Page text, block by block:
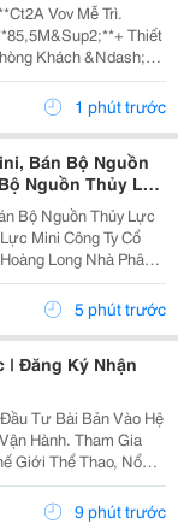
Vov Mễ Trì.
Thiết
Khách &Ndash;
Được Giữ Gìn
Bố Trí Hợp Lý, Sẵn...
1 phút trước
Bán Bộ Nguồn
Nguồn Thủy Lực
Bộ Nguồn Thủy Lực
Mini Công Ty Cổ
Long Nhà Phân
Và Máy Móc Tự Động
Thiết Kế Hệ...5 phút trước
| Đăng Ký Nhận
Tư Bài Bản Vào Hệ
Hành. Tham Gia
Giới Thể Thao, Nổ
Dẫn Dành Cho
Thành Viên. Thông Tin Liên Hệ Tên Thương Hiệu: S8 ...
9 phút trước